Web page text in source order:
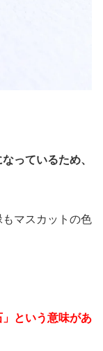
っているため、
マスカットの色
という意味があ